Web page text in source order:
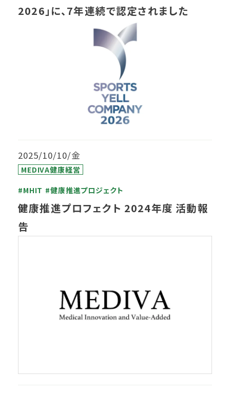
2026」に、7年連続で認定されました
2025/10/10/金
MEDIVA健康経営
#MHIT #健康推進プロジェクト
健康推進プロフェクト 2024年度 活動報
告